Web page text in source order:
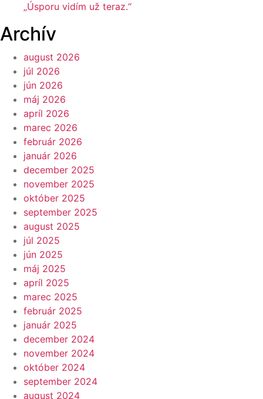
„Úsporu vidím už teraz.“
Archív
august 2026
júl 2026
jún 2026
máj 2026
apríl 2026
marec 2026
február 2026
január 2026
december 2025
november 2025
október 2025
september 2025
august 2025
júl 2025
jún 2025
máj 2025
apríl 2025
marec 2025
február 2025
január 2025
december 2024
november 2024
október 2024
september 2024
august 2024